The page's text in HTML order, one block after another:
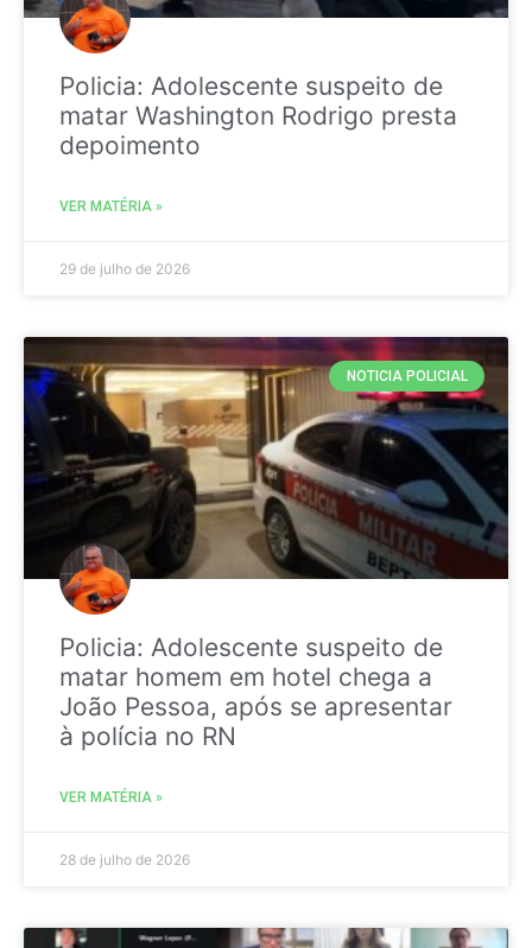
Policia: Adolescente suspeito de
matar Washington Rodrigo presta
depoimento
VER MATÉRIA »
29 de julho de 2026
NOTICIA POLICIAL
Policia: Adolescente suspeito de
matar homem em hotel chega a
João Pessoa, após se apresentar
à polícia no RN
VER MATÉRIA »
28 de julho de 2026